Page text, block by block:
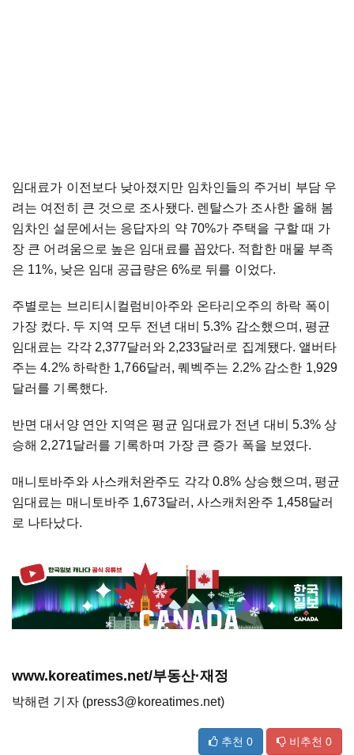
임대료가 이전보다 낮아졌지만 임차인들의 주거비 부담 우
려는 여전히 큰 것으로 조사됐다. 렌탈스가 조사한 올해 봄
임차인 설문에서는 응답자의 약 70%가 주택을 구할 때 가
장 큰 어려움으로 높은 임대료를 꼽았다. 적합한 매물 부족
은 11%, 낮은 임대 공급량은 6%로 뒤를 이었다.
주별로는 브리티시컬럼비아주와 온타리오주의 하락 폭이
가장 컸다. 두 지역 모두 전년 대비 5.3% 감소했으며, 평균
임대료는 각각 2,377달러와 2,233달러로 집계됐다. 앨버타
주는 4.2% 하락한 1,766달러, 퀘벡주는 2.2% 감소한 1,929
달러를 기록했다.
반면 대서양 연안 지역은 평균 임대료가 전년 대비 5.3% 상
승해 2,271달러를 기록하며 가장 큰 증가 폭을 보였다.
매니토바주와 사스캐처완주도 각각 0.8% 상승했으며, 평균
임대료는 매니토바주 1,673달러, 사스캐처완주 1,458달러
로 나타났다.
www.koreatimes.net/부동산·재정
박해련 기자 (press3@koreatimes.net)
추천 0 비추천 0